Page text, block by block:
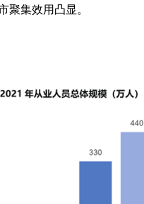
聚集效用凸显。